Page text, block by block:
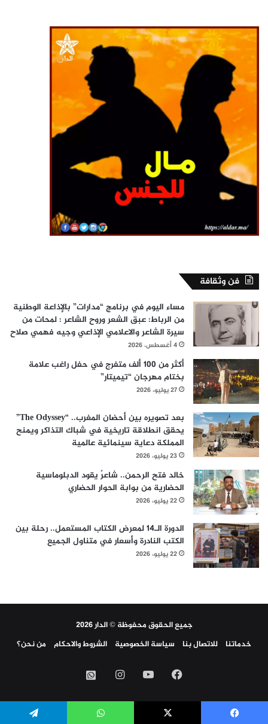
فن وثقافة
مساء اليوم في برنامج “مدارات” بالإذاعة الوطنية
من الرباط: عبق الشعر وروح الشاعر : لمحات من
سيرة الشاعر والاعلامي الإذاعي وجيه فهمي صلاح
4 أغسطس، 2026
أكثر من 100 ألف متفرج في حفل راغب علامة
بختام مهرجان “تيميتار”
27 يوليو، 2026
بعد تصويره بين أحضان المغرب.. “The Odyssey”
يحقق انطلاقة تاريخية في شباك التذاكر ويمنح
المملكة دعاية سينمائية عالمية
23 يوليو، 2026
خالد فتح الرحمن.. شاعرٌ يقود الدبلوماسية
الحضارية من بوابة الحوار الحضاري
22 يوليو، 2026
الدورة الـ14 لمعرض الكتاب المستعمل.. رحلة بين
الكتب النادرة وأسعار في متناول الجميع
22 يوليو، 2026
جميع الحقوق محفوظة © الدار 2026
خدماتنا
للاتصال بنا سياسة الخصوصية الشروط والاحكام من نحن؟
فيسبوك‫YouTubeانستقرامواتساب